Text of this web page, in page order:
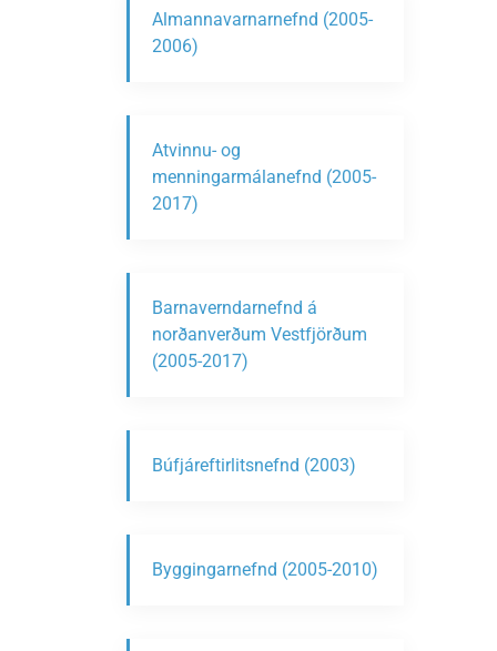
Almannavarnarnefnd (2005-
2006)
Atvinnu- og
menningarmálanefnd (2005-
2017)
Barnaverndarnefnd á
norðanverðum Vestfjörðum
(2005-2017)
Búfjáreftirlitsnefnd (2003)
Byggingarnefnd (2005-2010)